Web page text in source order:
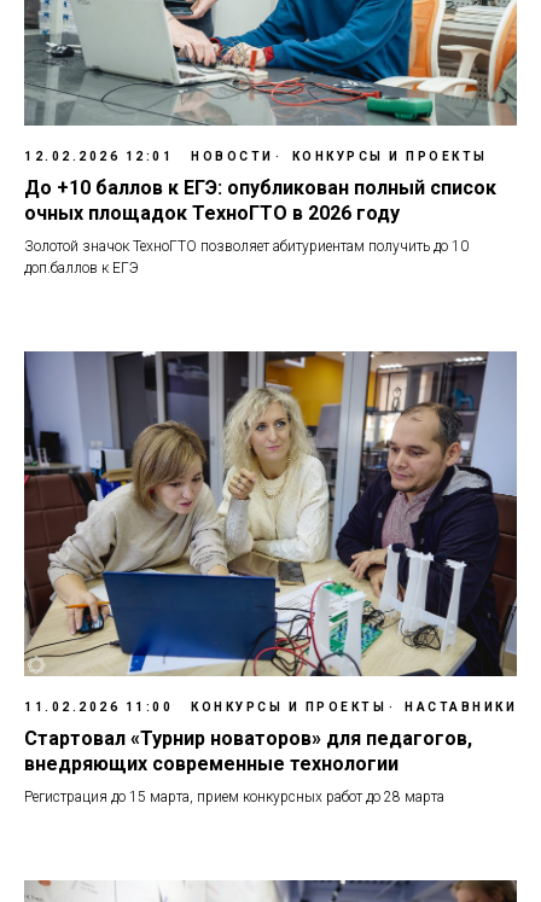
12.02.2026 12:01 НОВОСТИ КОНКУРСЫ И ПРОЕКТЫ
До +10 баллов к ЕГЭ: опубликован полный список
очных площадок ТехноГТО в 2026 году
Золотой значок ТехноГТО позволяет абитуриентам получить до 10
доп.баллов к ЕГЭ
11.02.2026 11:00 КОНКУРСЫ И ПРОЕКТЫ НАСТАВНИКИ
Стартовал «Турнир новаторов» для педагогов,
внедряющих современные технологии
Регистрация до 15 марта, прием конкурсных работ до 28 марта